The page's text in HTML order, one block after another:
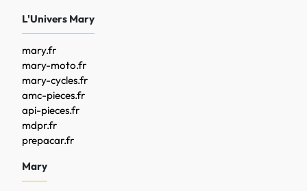
L'Univers Mary
mary.fr
mary-moto.fr
mary-cycles.fr
amc-pieces.fr
api-pieces.fr
mdpr.fr
prepacar.fr
Mary